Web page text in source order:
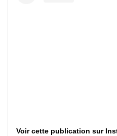
Voir cette publication sur